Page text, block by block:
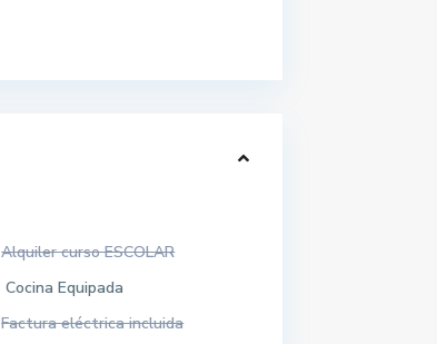
Alquiler curso ESCOLAR
Cocina Equipada
Factura eléctrica incluida